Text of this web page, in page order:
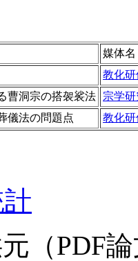
媒体名
教化研
曹洞宗の搭袈裟法
宗学
儀法の問題点 教化研
（PDF